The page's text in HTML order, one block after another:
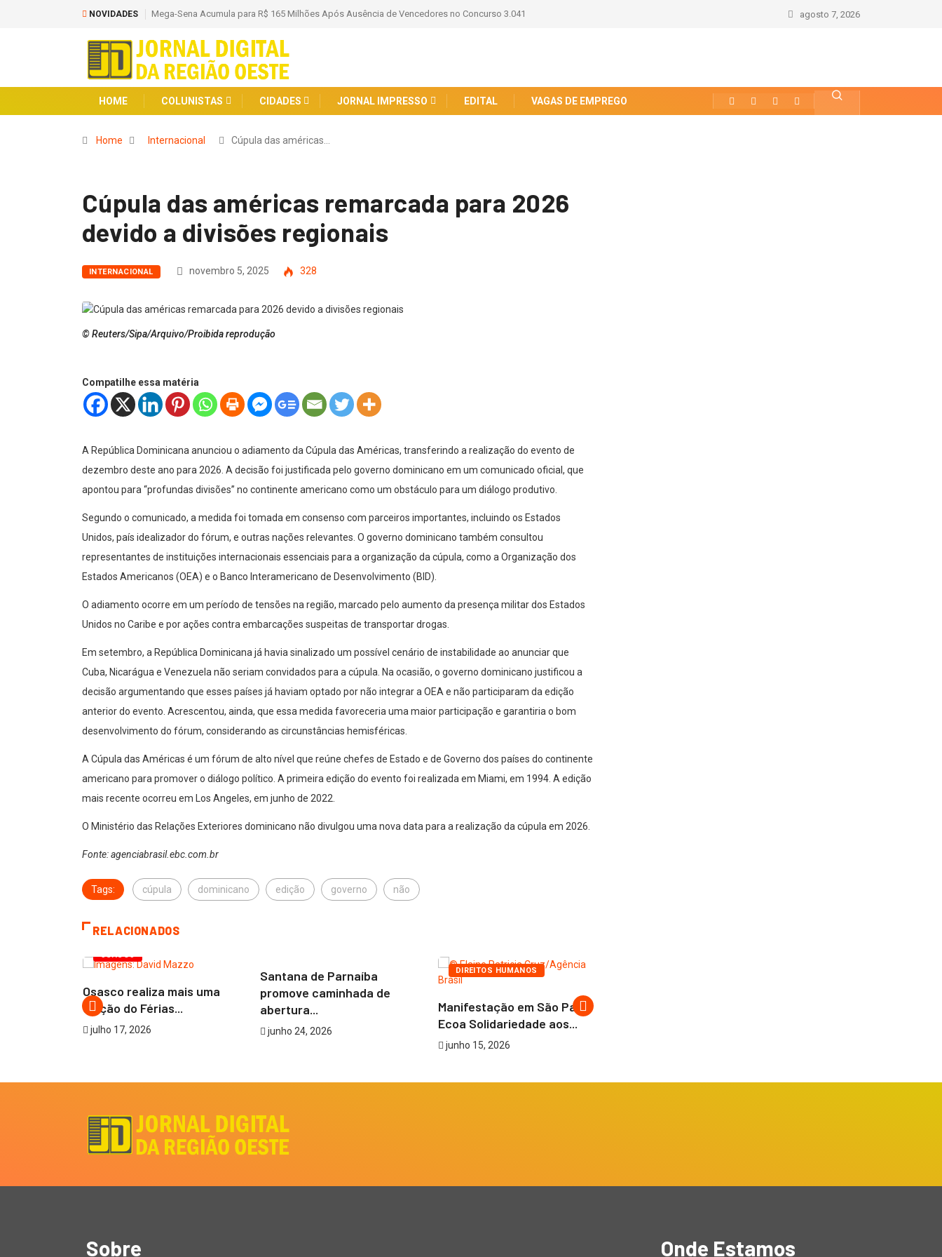
NOVIDADES Mega-Sena Acumula para R$ 165 Milhões Após Ausência de Vencedores no Concurso 3.041 agosto 7, 2026
HOME COLUNISTAS CIDADES JORNAL IMPRESSO EDITAL VAGAS DE EMPREGO
Home Internacional Cúpula das américas…
Cúpula das américas remarcada para 2026
devido a divisões regionais
INTERNACIONAL novembro 5, 2025 328
© Reuters/Sipa/Arquivo/Proibida reprodução
Compatilhe essa matéria
A República Dominicana anunciou o adiamento da Cúpula das Américas, transferindo a realização do evento de
dezembro deste ano para 2026. A decisão foi justificada pelo governo dominicano em um comunicado oficial, que
apontou para “profundas divisões” no continente americano como um obstáculo para um diálogo produtivo.
Segundo o comunicado, a medida foi tomada em consenso com parceiros importantes, incluindo os Estados
Unidos, país idealizador do fórum, e outras nações relevantes. O governo dominicano também consultou
representantes de instituições internacionais essenciais para a organização da cúpula, como a Organização dos
Estados Americanos (OEA) e o Banco Interamericano de Desenvolvimento (BID).
O adiamento ocorre em um período de tensões na região, marcado pelo aumento da presença militar dos Estados
Unidos no Caribe e por ações contra embarcações suspeitas de transportar drogas.
Em setembro, a República Dominicana já havia sinalizado um possível cenário de instabilidade ao anunciar que
Cuba, Nicarágua e Venezuela não seriam convidados para a cúpula. Na ocasião, o governo dominicano justificou a
decisão argumentando que esses países já haviam optado por não integrar a OEA e não participaram da edição
anterior do evento. Acrescentou, ainda, que essa medida favoreceria uma maior participação e garantiria o bom
desenvolvimento do fórum, considerando as circunstâncias hemisféricas.
A Cúpula das Américas é um fórum de alto nível que reúne chefes de Estado e de Governo dos países do continente
americano para promover o diálogo político. A primeira edição do evento foi realizada em Miami, em 1994. A edição
mais recente ocorreu em Los Angeles, em junho de 2022.
O Ministério das Relações Exteriores dominicano não divulgou uma nova data para a realização da cúpula em 2026.
Fonte: agenciabrasil.ebc.com.br
Tags: cúpula dominicano edição governo não
RELACIONADOS
OSASCO
Osasco realiza mais uma
edição do Férias...
julho 17, 2026
Santana de Parnaíba
promove caminhada de
abertura...
junho 24, 2026
DIREITOS HUMANOS
Manifestação em São Paulo
Ecoa Solidariedade aos...
junho 15, 2026
Sobre Onde Estamos